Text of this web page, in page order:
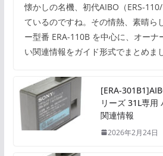
懐かしの名機、初代AIBO（ERS-
ているのですね。その情熱、素晴ら
ー型番 ERA-110B を中心に、オーナ
い関連情報をガイド形式でまとめま
[ERA-
リーズ 31L専用
関連情報
2026年2月24日